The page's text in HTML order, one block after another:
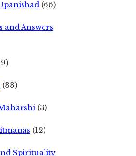
(66)
and Answers
(33)
(3)
(12)
Spirituality